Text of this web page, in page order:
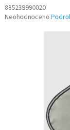
885239990020
Průměrné
Neohodnoceno